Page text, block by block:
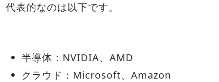
代表的なのは以下です。
半導体：NVIDIA、AMD
クラウド：Microsoft、Amazon